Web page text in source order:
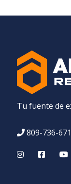
Tu fuente de
809-736-